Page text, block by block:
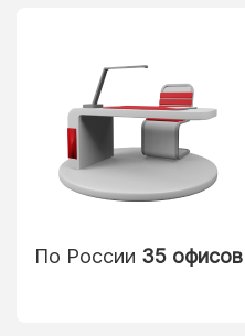
По России 35 офисов